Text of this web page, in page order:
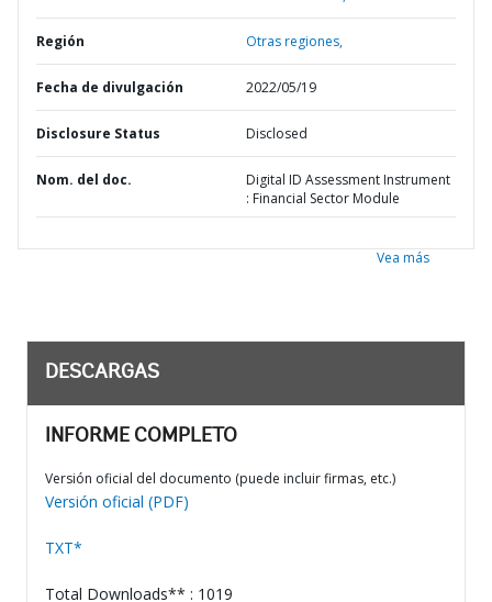
Región Otras regiones,
Fecha de divulgación 2022/05/19
Disclosure Status Disclosed
Nom. del doc.
Digital ID Assessment Instrument
: Financial Sector Module
Vea más
DESCARGAS
INFORME COMPLETO
Versión oficial del documento (puede incluir firmas, etc.)
Versión oficial (PDF)
TXT*
Total Downloads** : 1019